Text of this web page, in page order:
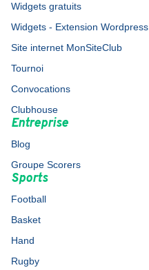
Widgets gratuits
Widgets - Extension Wordpress
Site internet MonSiteClub
Tournoi
Convocations
Clubhouse
Entreprise
Blog
Groupe Scorers
Sports
Football
Basket
Hand
Rugby